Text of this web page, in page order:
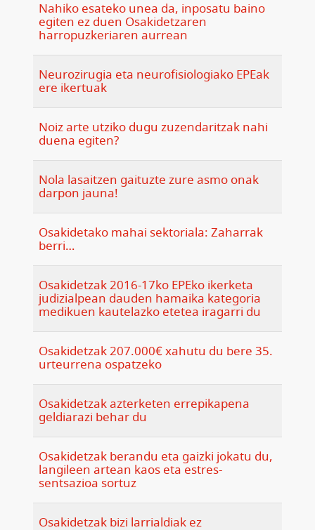
Nahiko esateko unea da, inposatu baino
egiten ez duen Osakidetzaren
harropuzkeriaren aurrean
Neurozirugia eta neurofisiologiako EPEak
ere ikertuak
Noiz arte utziko dugu zuzendaritzak nahi
duena egiten?
Nola lasaitzen gaituzte zure asmo onak
darpon jauna!
Osakidetako mahai sektoriala: Zaharrak
berri…
Osakidetzak 2016-17ko EPEko ikerketa
judizialpean dauden hamaika kategoria
medikuen kautelazko etetea iragarri du
Osakidetzak 207.000€ xahutu du bere 35.
urteurrena ospatzeko
Osakidetzak azterketen errepikapena
geldiarazi behar du
Osakidetzak berandu eta gaizki jokatu du,
langileen artean kaos eta estres-
sentsazioa sortuz
Osakidetzak bizi larrialdiak ez